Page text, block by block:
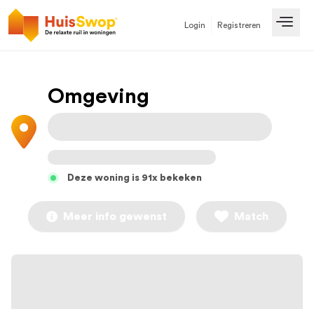
Login Registreren
Omgeving
Deze woning is 91x bekeken
Meer info gewenst Match